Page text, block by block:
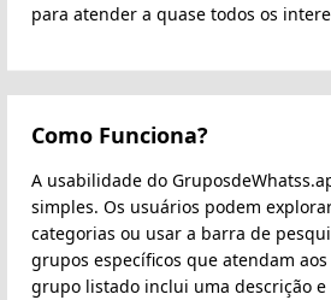
para atender a quase todos os
Como Funciona?
A usabilidade do
simples. Os usuários podem
categorias ou usar a barra de
grupos específicos que atendam
grupo listado inclui uma descrição